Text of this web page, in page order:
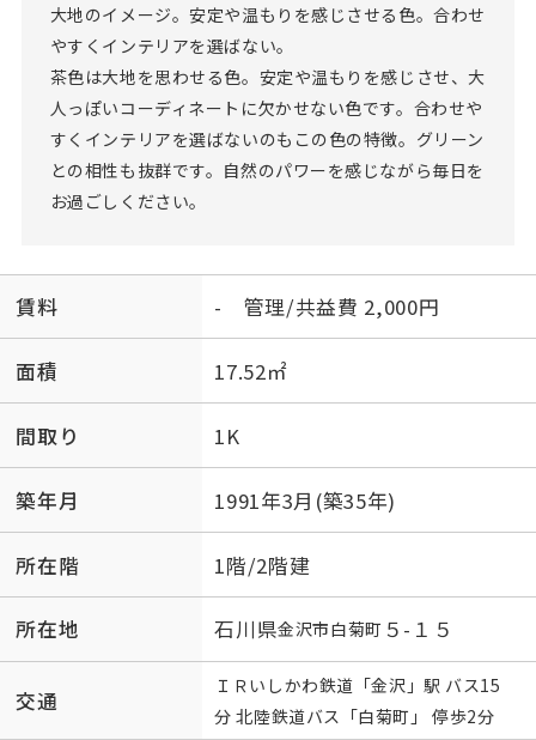
大地のイメージ。安定や温もりを感じさせる色。合わせ
やすくインテリアを選ばない。
茶色は大地を思わせる色。安定や温もりを感じさせ、大
人っぽいコーディネートに欠かせない色です。合わせや
すくインテリアを選ばないのもこの色の特徴。グリーン
との相性も抜群です。自然のパワーを感じながら毎日を
お過ごしください。
賃料 - 管理/共益費 2,000円
面積 17.52㎡
間取り 1K
築年月 1991年3月(築35年)
所在階 1階/2階建
所在地 石川県金沢市白菊町 ５-１５
交通
ＩＲいしかわ鉄道 「金沢 」駅 バス15
分 北陸鉄道バス「白菊町」 停歩2分